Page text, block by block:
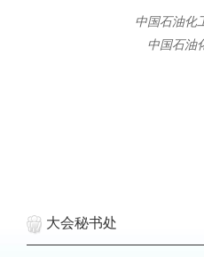
中国石油化
中国石油
大会秘书处